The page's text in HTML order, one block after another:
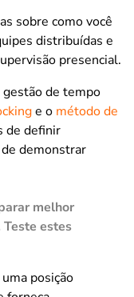
sobre como você
distribuídas e
presencial.
de tempo
e o método de
de definir
demonstrar
melhor
estes
posição